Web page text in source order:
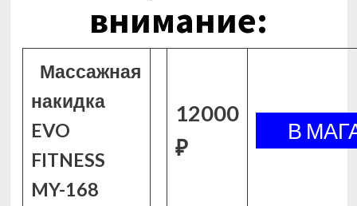
внимание:
Массажная
накидка
EVO
FITNESS
MY-168
12000
₽